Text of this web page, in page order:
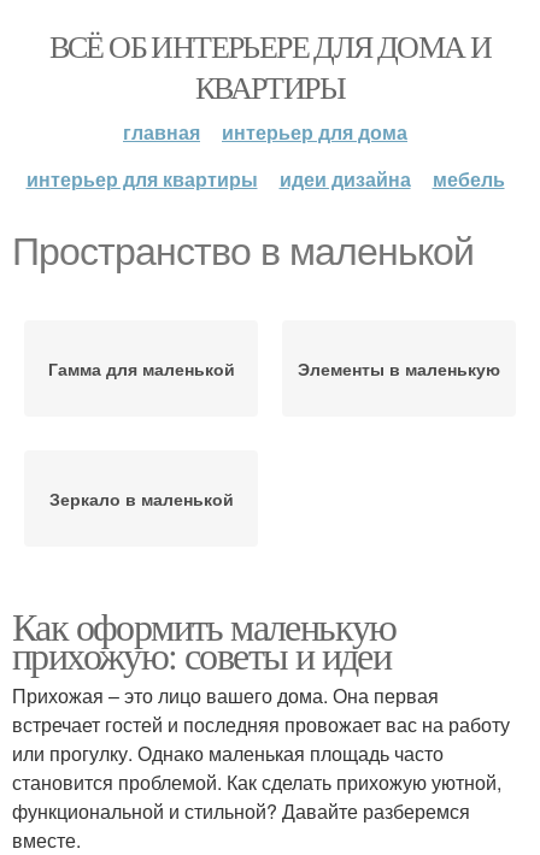
ВСЁ ОБ ИНТЕРЬЕРЕ ДЛЯ ДОМА И
КВАРТИРЫ
главная
интерьер для дома
интерьер для квартиры
идеи дизайна мебель
Пространство в маленькой
Гамма для маленькой Элементы в маленькую
Зеркало в маленькой
Как оформить маленькую
прихожую: советы и идеи
Прихожая – это лицо вашего дома. Она первая
встречает гостей и последняя провожает вас на работу
или прогулку. Однако маленькая площадь часто
становится проблемой. Как сделать прихожую уютной,
функциональной и стильной? Давайте разберемся
вместе.